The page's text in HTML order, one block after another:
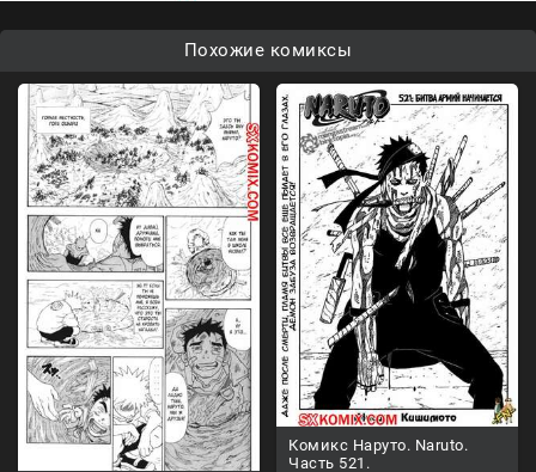
Похожие комиксы
Комикс Наруто. Naruto.
Часть 521.